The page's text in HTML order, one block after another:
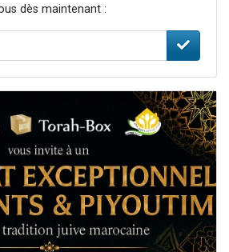
dès maintenant :